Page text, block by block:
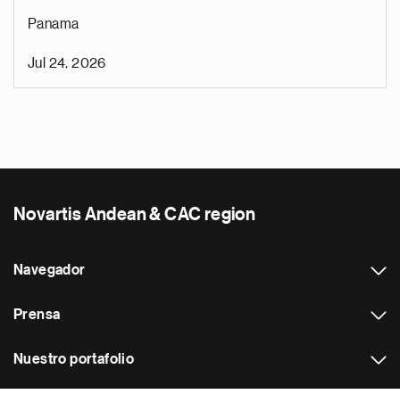
Panama
Jul 24, 2026
Novartis Andean & CAC region
Navegador
Prensa
Nuestro portafolio